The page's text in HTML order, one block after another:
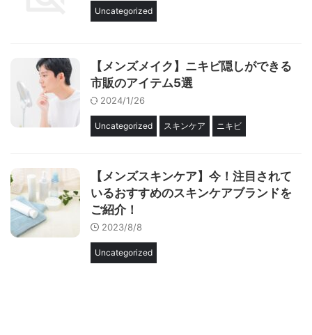
Uncategorized
【メンズメイク】ニキビ隠しができる
市販のアイテム5選
2024/1/26
Uncategorized スキンケア ニキビ
【メンズスキンケア】今！注目されて
いるおすすめのスキンケアブランドを
ご紹介！
2023/8/8
Uncategorized